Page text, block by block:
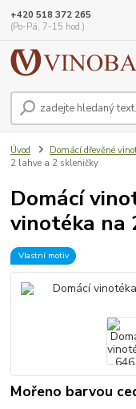
+420 518 372 265
(Po-Pá, 7-15 hod.)
Úvod Domácí dřevěné
2 lahve a 2 skleničky
Domácí
vinotéka na
Vlastní motiv
Mořeno barvou